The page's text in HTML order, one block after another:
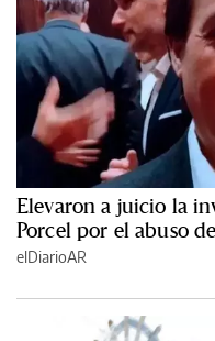
Elevaron a juicio la
Porcel por el abuso
elDiarioAR